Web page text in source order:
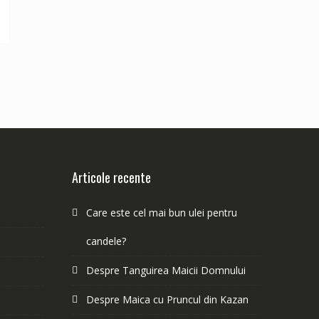
Articole recente
Care este cel mai bun ulei pentru
candele?
Despre Tanguirea Maicii Domnului
Despre Maica cu Pruncul din Kazan